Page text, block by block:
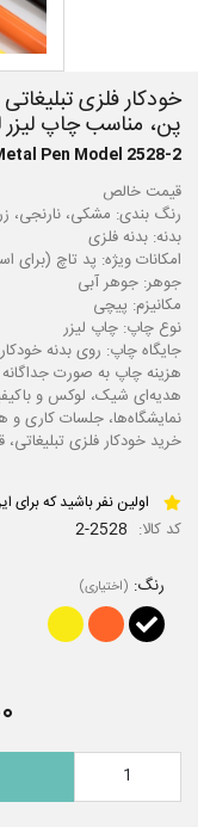
پن، مناسب چاپ لیزر
Pen Model 2528-2
هدیه‌ای شیک، لوکس و
خرید خودکار فلزی
اولین نفر باشید که برای
کد کالا: 2-2528
رنگ: (اختیاری)